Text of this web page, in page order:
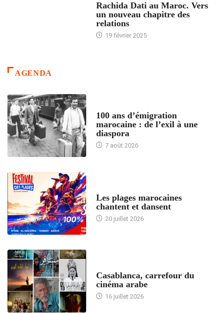
Rachida Dati au Maroc. Vers
un nouveau chapitre des
relations
19 février 2025
AGENDA
100 ans d’émigration
marocaine : de l’exil à une
diaspora
7 août 2026
Les plages marocaines
chantent et dansent
20 juillet 2026
Casablanca, carrefour du
cinéma arabe
16 juillet 2026